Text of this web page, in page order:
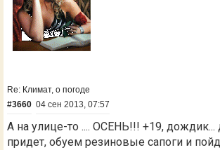
Re: Климат, о погоде
#3660 04 сен 2013, 07:57
А на улице-то .... ОСЕНЬ!!! +19,
придет, обуем резиновые сапоги и